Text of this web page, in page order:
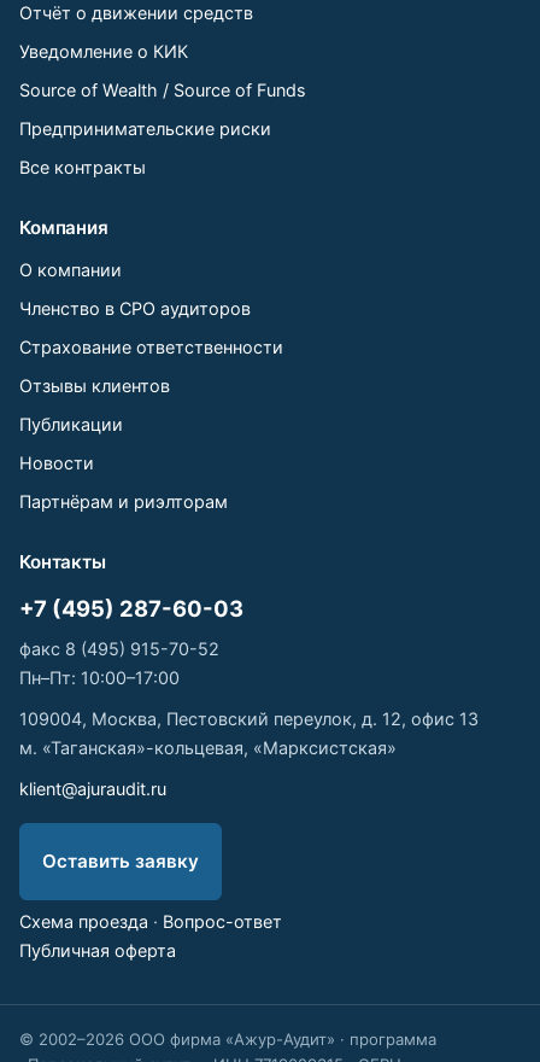
Отчёт о движении средств
Уведомление о КИК
Source of Wealth / Source of Funds
Предпринимательские риски
Все контракты
Компания
О компании
Членство в СРО аудиторов
Страхование ответственности
Отзывы клиентов
Публикации
Новости
Партнёрам и риэлторам
Контакты
+7 (495) 287-60-03
факс 8 (495) 915-70-52
Пн–Пт: 10:00–17:00
109004, Москва, Пестовский переулок, д. 12, офис 13
м. «Таганская»-кольцевая, «Марксистская»
klient@ajuraudit.ru
Оставить заявку
Схема проезда · Вопрос-ответ
Публичная оферта
© 2002–2026 ООО фирма «Ажур-Аудит» · программа